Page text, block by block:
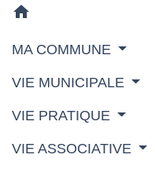
home
MA COMMUNE
VIE MUNICIPALE
VIE PRATIQUE
VIE ASSOCIATIVE